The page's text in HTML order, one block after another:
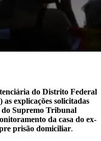
do Distrito Federal
explicações solicitadas
Supremo Tribunal
da casa do ex-
prisão domiciliar.